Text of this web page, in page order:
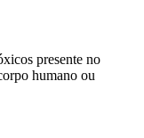
presente no
humano ou